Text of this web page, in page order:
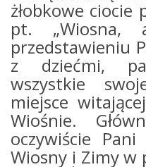
żłobkowe ciocie
pt.
przedstawieniu
z dziećmi,
wszystkie
miejsce
Wiośnie.
oczywiście
Wiosny i Zimy w